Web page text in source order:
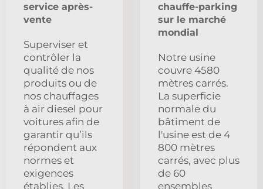
service après-
vente
Superviser et
contrôler la
qualité de nos
produits ou de
nos chauffages
à air diesel pour
voitures afin de
garantir qu’ils
répondent aux
normes et
exigences
établies. Les
chauffe-parking
sur le marché
mondial
Notre usine
couvre 4580
mètres carrés.
La superficie
normale du
bâtiment de
l'usine est de 4
800 mètres
carrés, avec plus
de 60
ensembles